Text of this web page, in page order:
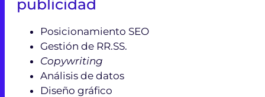
publicidad
Posicionamiento SEO
Gestión de RR.SS.
Copywriting
Análisis de datos
Diseño gráfico